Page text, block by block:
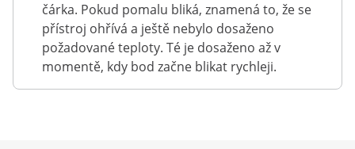
čárka. Pokud pomalu bliká, znamená to, že se
přístroj ohřívá a ještě nebylo dosaženo
požadované teploty. Té je dosaženo až v
momentě, kdy bod začne blikat rychleji.